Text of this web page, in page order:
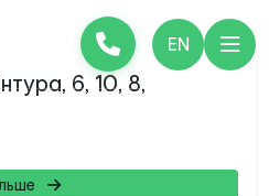
EN
6, 10, 8,